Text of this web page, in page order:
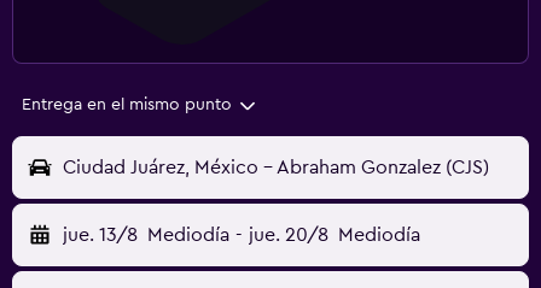
Entrega en el mismo punto
Ciudad Juárez, México - Abraham Gonzalez (CJS)
jue. 13/8 Mediodía - jue. 20/8 Mediodía